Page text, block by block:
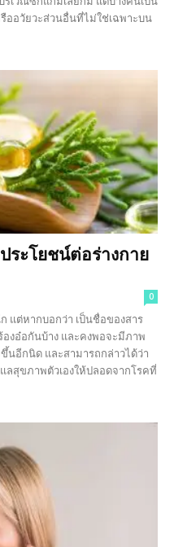
ออวัยวะส่วนอื่นที่ไม่ใช่เฉพาะบน
ระโยชน์ต่อร่างกาย
0
แต่หากบอกว่า เป็นชื่อของสาร
องอ๋อกันบ้าง และคงพอจะมีภาพ
นอีกนิด และสามารถกล่าวได้ว่า
ลสุขภาพตัวเองให้ปลอดจากโรคที่